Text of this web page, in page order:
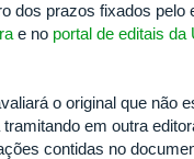
dos prazos fixados pelo
e no portal de editais da
o original que não
tramitando em outra
contidas no